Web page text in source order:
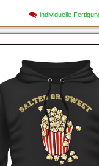
individuelle